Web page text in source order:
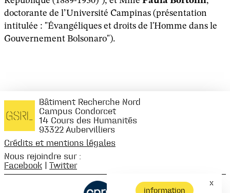
doctorante de l’Université Campinas (présentation
intitulée : "Évangéliques et droits de l'Homme dans le
Gouvernement Bolsonaro").
x
information
Bâtiment Recherche Nord
Campus Condorcet
14 Cours des Humanités
93322 Aubervilliers
Crédits et mentions légales
Nous rejoindre sur :
Facebook | Twitter